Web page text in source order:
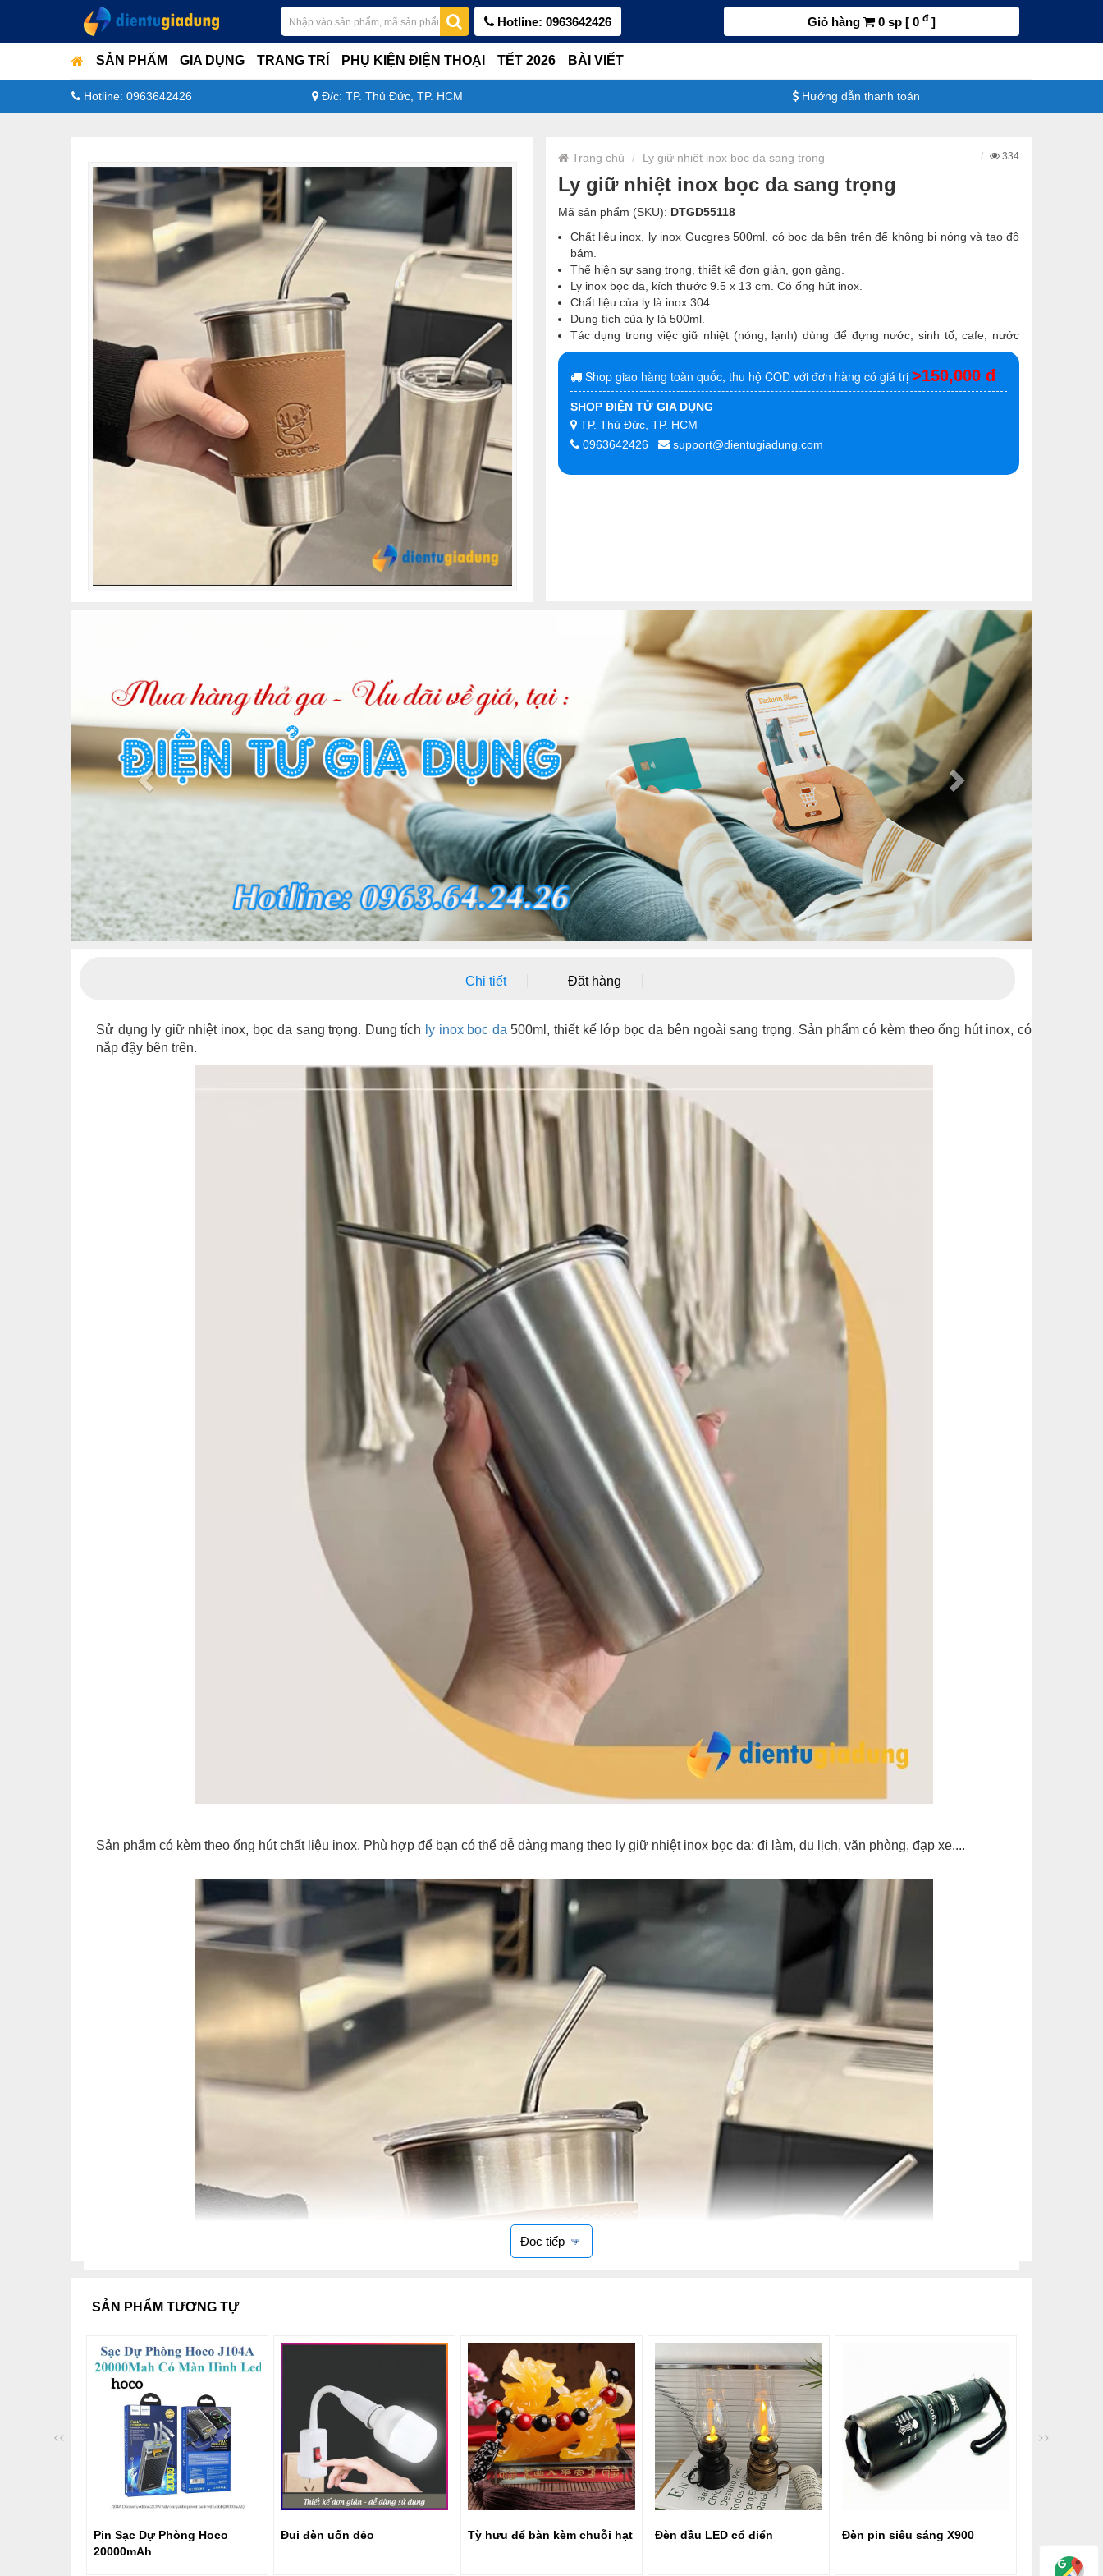
Hotline: 0963642426 Giỏ hàng 0 sp [ 0 đ ]
SẢN PHẨM GIA DỤNG TRANG TRÍ PHỤ KIỆN ĐIỆN THOẠI TẾT 2026 BÀI VIẾT
Hotline: 0963642426 Đ/c: TP. Thủ Đức, TP. HCM Hướng dẫn thanh toán
Trang chủ Ly giữ nhiệt inox bọc da sang trọng 334
Ly giữ nhiệt inox bọc da sang trọng
Mã sản phẩm (SKU): DTGD55118
Chất liệu inox, ly inox Gucgres 500ml, có bọc da bên trên để không bị nóng và tạo độ
bám.
Thể hiện sự sang trọng, thiết kế đơn giản, gọn gàng.
Ly inox bọc da, kích thước 9.5 x 13 cm. Có ống hút inox.
Chất liệu của ly là inox 304.
Dung tích của ly là 500ml.
Tác dụng trong việc giữ nhiệt (nóng, lạnh) dùng để đựng nước, sinh tố, cafe, nước
nóng và cả nước lạnh...
Shop giao hàng toàn quốc, thu hộ COD với đơn hàng có giá trị >150,000 đ
SHOP ĐIỆN TỬ GIA DỤNG
TP. Thủ Đức, TP. HCM
0963642426
support@dientugiadung.com
Chi tiết Đặt hàng
Sử dụng ly giữ nhiệt inox, bọc da sang trọng. Dung tích ly inox bọc da 500ml, thiết kế lớp bọc da bên ngoài sang trọng. Sản phẩm có kèm theo ống hút inox, có
nắp đậy bên trên.
Sản phẩm có kèm theo ống hút chất liệu inox. Phù hợp để bạn có thể dễ dàng mang theo ly giữ nhiệt inox bọc da: đi làm, du lịch, văn phòng, đạp xe....
Đọc tiếp
SẢN PHẨM TƯƠNG TỰ
Pin Sạc Dự Phòng Hoco
Đui đèn uốn dẻo Tỳ hưu để bàn kèm chuỗi hạt Đèn dầu LED cổ điển Đèn pin siêu sáng X900
Dụng cụ đựng bàn
<< >>